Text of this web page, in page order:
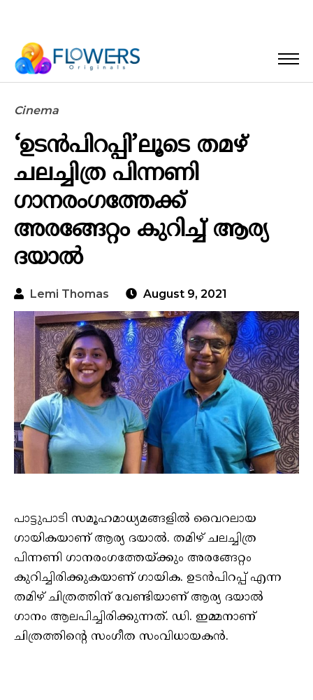
Cinema
‘ഉടന്‍പിറപ്പി’ലൂടെ തമഴ്
ചലച്ചിത്ര പിന്നണി
ഗാനരംഗത്തേക്ക്
അരങ്ങേറ്റം കുറിച്ച് ആര്യ
ദയാല്‍
Lemi Thomas August 9, 2021
പാട്ടുപാടി സമൂഹമാധ്യമങ്ങളില്‍ വൈറലായ
ഗായികയാണ് ആര്യ ദയാല്‍. തമിഴ് ചലച്ചിത്ര
പിന്നണി ഗാനരംഗത്തേയ്ക്കും അരങ്ങേറ്റം
കുറിച്ചിരിക്കുകയാണ് ഗായിക. ഉടന്‍പിറപ്പ് എന്ന
തമിഴ് ചിത്രത്തിന് വേണ്ടിയാണ് ആര്യ ദയാല്‍
ഗാനം ആലപിച്ചിരിക്കുന്നത്. ഡി. ഇമ്മനാണ്
ചിത്രത്തിന്റെ സംഗീത സംവിധായകന്‍.